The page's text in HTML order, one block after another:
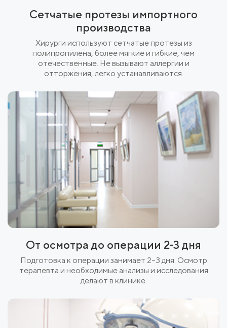
Сетчатые протезы импортного
производства
Хирурги используют сетчатые протезы из
полипропилена, более мягкие и гибкие, чем
отечественные. Не вызывают аллергии и
отторжения, легко устанавливаются.
От осмотра до операции 2-3 дня
Подготовка к операции занимает 2–3 дня. Осмотр
терапевта и необходимые анализы и исследования
делают в клинике.